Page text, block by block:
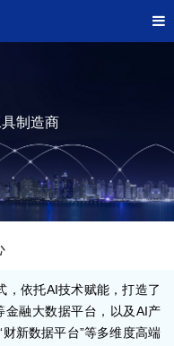
制造商
，依托AI技术赋能，打造了
金融大数据平台，以及AI产
新数据平台”等多维度高端